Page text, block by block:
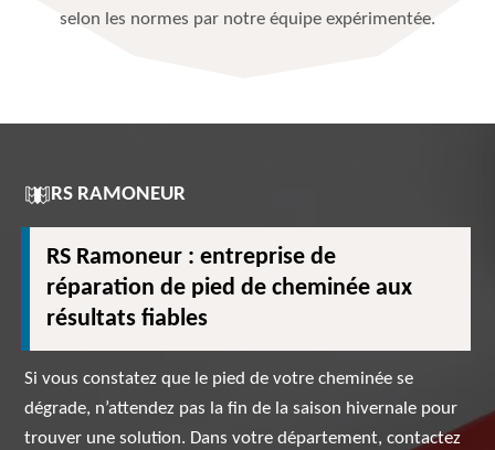
selon les normes par notre équipe expérimentée.
RS RAMONEUR
RS Ramoneur : entreprise de
réparation de pied de cheminée aux
résultats fiables
Si vous constatez que le pied de votre cheminée se
dégrade, n’attendez pas la fin de la saison hivernale pour
trouver une solution. Dans votre département, contactez